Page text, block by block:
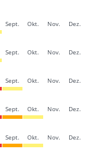
Sept. Okt. Nov. Dez.
Sept. Okt. Nov. Dez.
Sept. Okt. Nov. Dez.
Sept. Okt. Nov. Dez.
Sept. Okt. Nov. Dez.